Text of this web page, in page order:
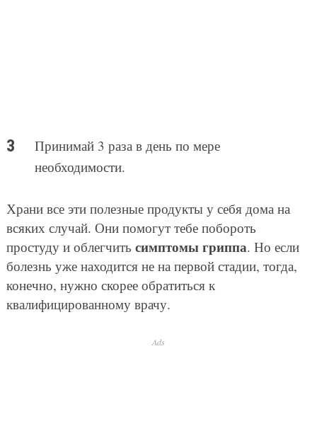
Принимай 3 раза в день по мере
необходимости.
Храни все эти полезные продукты у себя дома на
всяких случай. Они помогут тебе побороть
простуду и облегчить симптомы гриппа. Но если
болезнь уже находится не на первой стадии, тогда,
конечно, нужно скорее обратиться к
квалифицированному врачу.
Ads